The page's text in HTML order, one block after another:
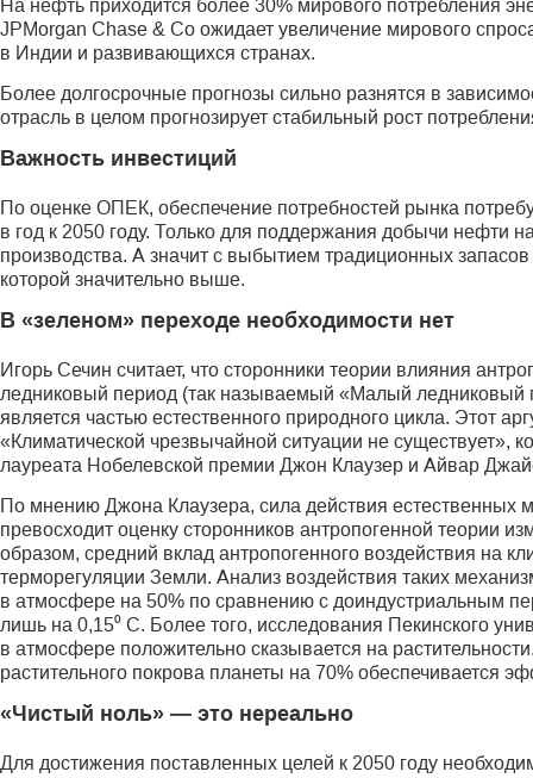
На нефть приходится более 30% мирового потребления
JPMorgan Chase & Co ожидает увеличение мирового
в Индии и развивающихся странах.
Более долгосрочные прогнозы сильно разнятся в
отрасль в целом прогнозирует стабильный рост
Важность инвестиций
По оценке ОПЕК, обеспечение потребностей рынка
в год к 2050 году. Только для поддержания добычи нефти
производства. А значит с выбытием традиционных
которой значительно выше.
В «зеленом» переходе необходимости нет
Игорь Сечин считает, что сторонники теории влияния
ледниковый период (так называемый «Малый ледниковый
является частью естественного природного цикла. Этот
«Климатической чрезвычайной ситуации не существует»,
лауреата Нобелевской премии Джон Клаузер и Айвар
По мнению Джона Клаузера, сила действия естественных
превосходит оценку сторонников антропогенной теории
образом, средний вклад антропогенного воздействия на
терморегуляции Земли. Анализ воздействия таких
в атмосфере на 50% по сравнению с доиндустриальным
лишь на 0,15⁰ С. Более того, исследования Пекинского
в атмосфере положительно сказывается на
растительного покрова планеты на 70% обеспечивается
«Чистый ноль» — это нереально
Для достижения поставленных целей к 2050 году